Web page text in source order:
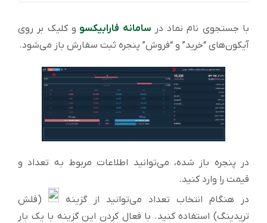
با جستجوی نام نماد در سامانه فارابیکسو و کلیک بر روی
آیکون‌های “خرید” و “فروش” پنجره ثبت سفارش باز می‌شود.
در پنجره باز شده، می‌توانید اطلاعات مربوط به تعداد و
قیمت را وارد کنید.
در هنگام انتخاب تعداد می‌توانید از گزینه
(فلش
تریدینگ) استفاده کنید. با فعال کردن این گزینه با یک بار